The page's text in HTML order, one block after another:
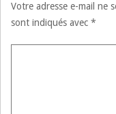
Votre adresse e-mail ne
sont indiqués avec *